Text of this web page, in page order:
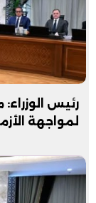
رئيس
لمواجهة